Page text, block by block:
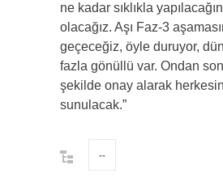
ne kadar sıklıkla
olacağız. Aşı Faz-3
geçeceğiz, öyle duruyor,
fazla gönüllü var. Ondan
şekilde onay alarak herkesin
sunulacak.”
--